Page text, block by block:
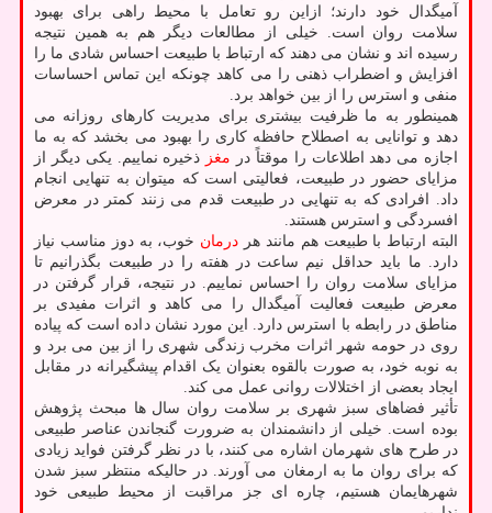
آمیگدال خود دارند؛ ازاین رو تعامل با محیط راهی برای بهبود
سلامت روان است. خیلی از مطالعات دیگر هم به همین نتیجه
رسیده اند و نشان می دهند که ارتباط با طبیعت احساس شادی ما را
افزایش و اضطراب ذهنی را می کاهد چونکه این تماس احساسات
منفی و استرس را از بین خواهد برد.
همینطور به ما ظرفیت بیشتری برای مدیریت کارهای روزانه می
دهد و توانایی به اصطلاح حافظه کاری را بهبود می بخشد که به ما
اجازه می دهد اطلاعات را موقتاً در مغز ذخیره نماییم. یکی دیگر از
مزایای حضور در طبیعت، فعالیتی است که میتوان به تنهایی انجام
داد. افرادی که به تنهایی در طبیعت قدم می زنند کمتر در معرض
افسردگی و استرس هستند.
البته ارتباط با طبیعت هم مانند هر درمان خوب، به دوز مناسب نیاز
دارد. ما باید حداقل نیم ساعت در هفته را در طبیعت بگذرانیم تا
مزایای سلامت روان را احساس نماییم. در نتیجه، قرار گرفتن در
معرض طبیعت فعالیت آمیگدال را می کاهد و اثرات مفیدی بر
مناطق در رابطه با استرس دارد. این مورد نشان داده است که پیاده
روی در حومه شهر اثرات مخرب زندگی شهری را از بین می برد و
به نوبه خود، به صورت بالقوه بعنوان یک اقدام پیشگیرانه در مقابل
ایجاد بعضی از اختلالات روانی عمل می کند.
تأثیر فضاهای سبز شهری بر سلامت روان سال ها مبحث پژوهش
بوده است. خیلی از دانشمندان به ضرورت گنجاندن عناصر طبیعی
در طرح های شهرمان اشاره می کنند، با در نظر گرفتن فواید زیادی
که برای روان ما به ارمغان می آورند. در حالیکه منتظر سبز شدن
شهرهایمان هستیم، چاره ای جز مراقبت از محیط طبیعی خود